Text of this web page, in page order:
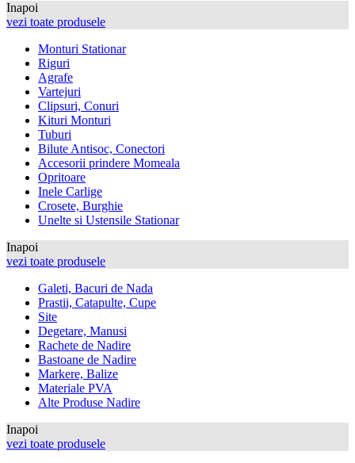
Inapoi
vezi toate produsele
Monturi Stationar
Riguri
Agrafe
Vartejuri
Clipsuri, Conuri
Kituri Monturi
Tuburi
Bilute Antisoc, Conectori
Accesorii prindere Momeala
Opritoare
Inele Carlige
Crosete, Burghie
Unelte si Ustensile Stationar
Inapoi
vezi toate produsele
Galeti, Bacuri de Nada
Prastii, Catapulte, Cupe
Site
Degetare, Manusi
Rachete de Nadire
Bastoane de Nadire
Markere, Balize
Materiale PVA
Alte Produse Nadire
Inapoi
vezi toate produsele